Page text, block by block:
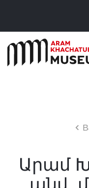
Արամ